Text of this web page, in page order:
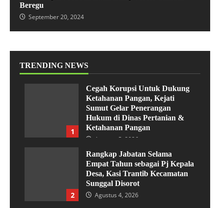
Beregu
September 20, 2024
TRENDING NEWS
1
Cegah Korupsi Untuk Dukung
Ketahanan Pangan, Kejati
Sumut Gelar Penerangan
Hukum di Dinas Pertanian &
Ketahanan Pangan
Agustus 5, 2026
2
Rangkap Jabatan Selama
Empat Tahun sebagai Pj Kepala
Desa, Kasi Trantib Kecamatan
Sunggal Disorot
Agustus 4, 2026